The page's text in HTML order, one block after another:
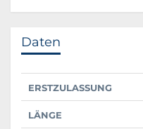
Daten
ERSTZULASSUNG
LÄNGE